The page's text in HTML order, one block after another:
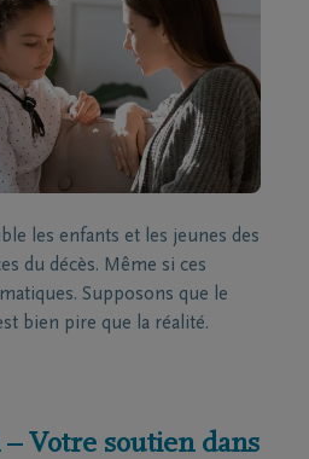
les enfants et les jeunes des
du décès. Même si ces
Supposons que le
bien pire que la réalité.
Votre soutien dans